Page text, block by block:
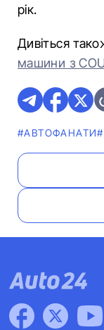
рік.
Дивіться
машини з
#АВТОФАНАТИ